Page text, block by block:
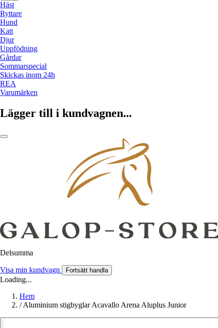
Häst
Ryttare
Hund
Katt
Djur
Uppfödning
Gårdar
Sommarspecial
Skickas inom 24h
REA
Varumärken
Lägger till i kundvagnen...
Delsumma
Visa min kundvagn Fortsätt handla
Loading...
Hem
/ Aluminium stigbyglar Acavallo Arena Aluplus Junior